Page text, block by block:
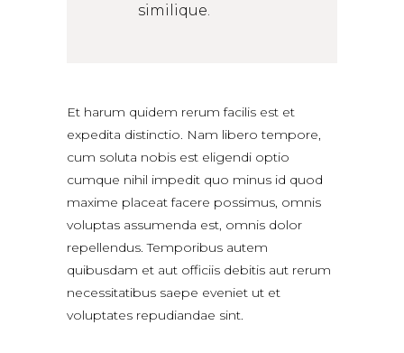
similique.
Et harum quidem rerum facilis est et
expedita distinctio. Nam libero tempore,
cum soluta nobis est eligendi optio
cumque nihil impedit quo minus id quod
maxime placeat facere possimus, omnis
voluptas assumenda est, omnis dolor
repellendus. Temporibus autem
quibusdam et aut officiis debitis aut rerum
necessitatibus saepe eveniet ut et
voluptates repudiandae sint.